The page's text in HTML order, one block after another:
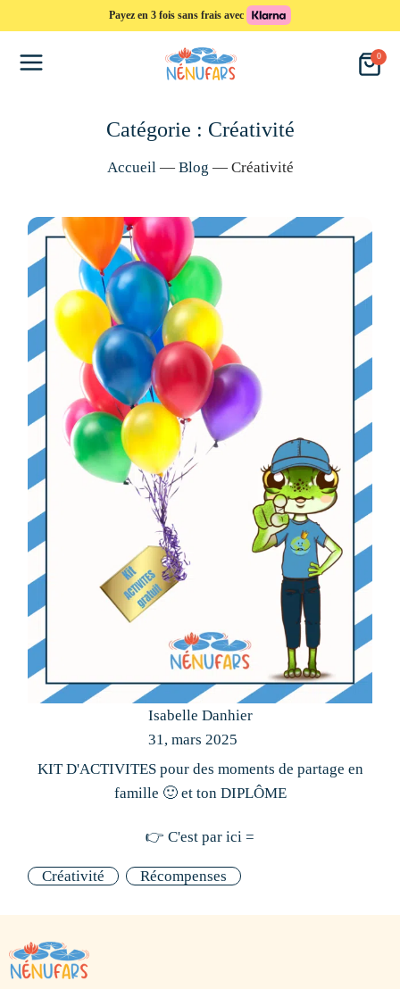
Payez en 3 fois sans frais avec
0
Catégorie : Créativité
Accueil— Blog — Créativité
Isabelle Danhier
31, mars 2025
KIT D'ACTIVITES pour des moments de partage en
famille 🙂 et ton DIPLÔME
👉 C'est par ici =
Créativité Récompenses